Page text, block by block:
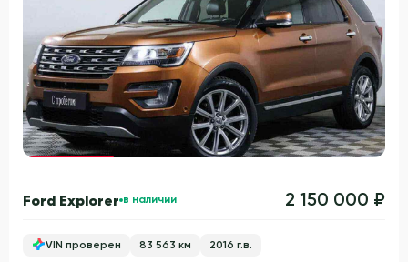
Гарантия 3 года
Ford Explorer в наличии 2 150 000 ₽
VIN проверен 83 563 км 2016 г.в.